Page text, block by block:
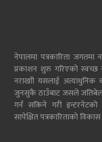
नेपालमा पत्रकारिता जगतमा
प्रकाशन शुरु गरिएको स्वच्छ
नराखाी यसलाई अत्याधुनिक
जुनसुकै ठाउँबाट जसले
गर्न सकिने गरी
सापेक्षित पत्रकारिताको